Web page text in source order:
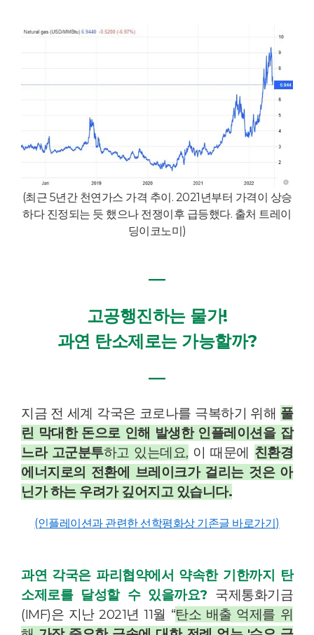
(최근 5년간 천연가스 가격 추이. 2021년부터 가격이 상승
하다 진정되는 듯 했으나 전쟁이후 급등했다. 출처 트레이
딩이코노미)
―
고공행진하는 물가!
과연 탄소제로는 가능할까?
―
지금 전 세계 각국은 코로나를 극복하기 위해 풀
린 막대한 돈으로 인해 발생한 인플레이션을 잡
느라 고군분투하고 있는데요, 이 때문에 친환경
에너지로의 전환에 브레이크가 걸리는 것은 아
닌가 하는 우려가 깊어지고 있습니다.
(인플레이션과 관련한 선학평화상 기존글 바로가기)
과연 각국은 파리협약에서 약속한 기한까지 탄
소제로를 달성할 수 있을까요? 국제통화기금
(IMF)은 지난 2021년 11월 “탄소 배출 억제를 위